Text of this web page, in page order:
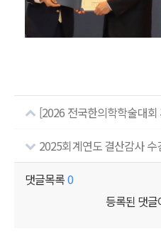
[2026 전국한의학학술대
2025회계연도 결산감사 수
댓글목록0
등록된 댓